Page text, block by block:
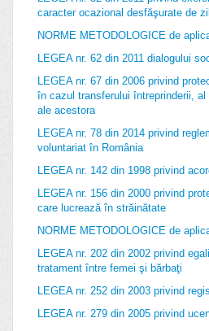
caracter ocazional desfăşurate de
NORME METODOLOGICE de
LEGEA nr. 62 din 2011 dialogului
LEGEA nr. 67 din 2006 privind
în cazul transferului întreprinderii,
ale acestora
LEGEA nr. 78 din 2014 privind
voluntariat în România
LEGEA nr. 142 din 1998 privind
LEGEA nr. 156 din 2000 privind
care lucrează în străinătate
NORME METODOLOGICE de
LEGEA nr. 202 din 2002 privind
tratament între femei şi bărbaţi
LEGEA nr. 252 din 2003 privind
LEGEA nr. 279 din 2005 privind